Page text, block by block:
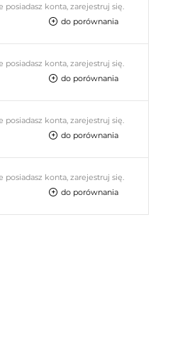
konta, zarejestruj się.
do porównania
konta, zarejestruj się.
do porównania
konta, zarejestruj się.
do porównania
konta, zarejestruj się.
do porównania